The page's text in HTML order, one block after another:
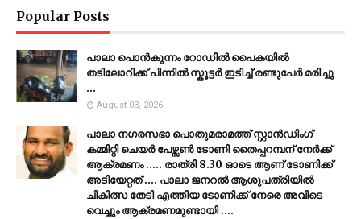
Popular Posts
പാലാ പൊൻകുന്നം റോഡിൽ പൈകയിൽ
തടിലോറിക്ക് പിന്നിൽ സ്കൂട്ടർ ഇടിച്ച് രണ്ടുപേർ മരിച്ചു
...
August 03, 2026
പാലാ നഗരസഭാ പൊതുമരാമത്ത് സ്റ്റാൻഡിംഗ്
കമ്മിറ്റി ചെയർ പേഴ്സൺ ടോണി തൈപ്പറമ്പന് നേർക്ക്
ആക്രമണം ..... രാത്രി 8.30 ഓടെ ആണ് ടോണിക്ക്
അടിയേറ്റത് .... പാലാ ജനറൽ ആശുപത്രിയിൽ
ചികിത്സ തേടി എത്തിയ ടോണിക്ക് നേരെ അവിടെ
വെച്ചും ആക്രമണമുണ്ടായി ....